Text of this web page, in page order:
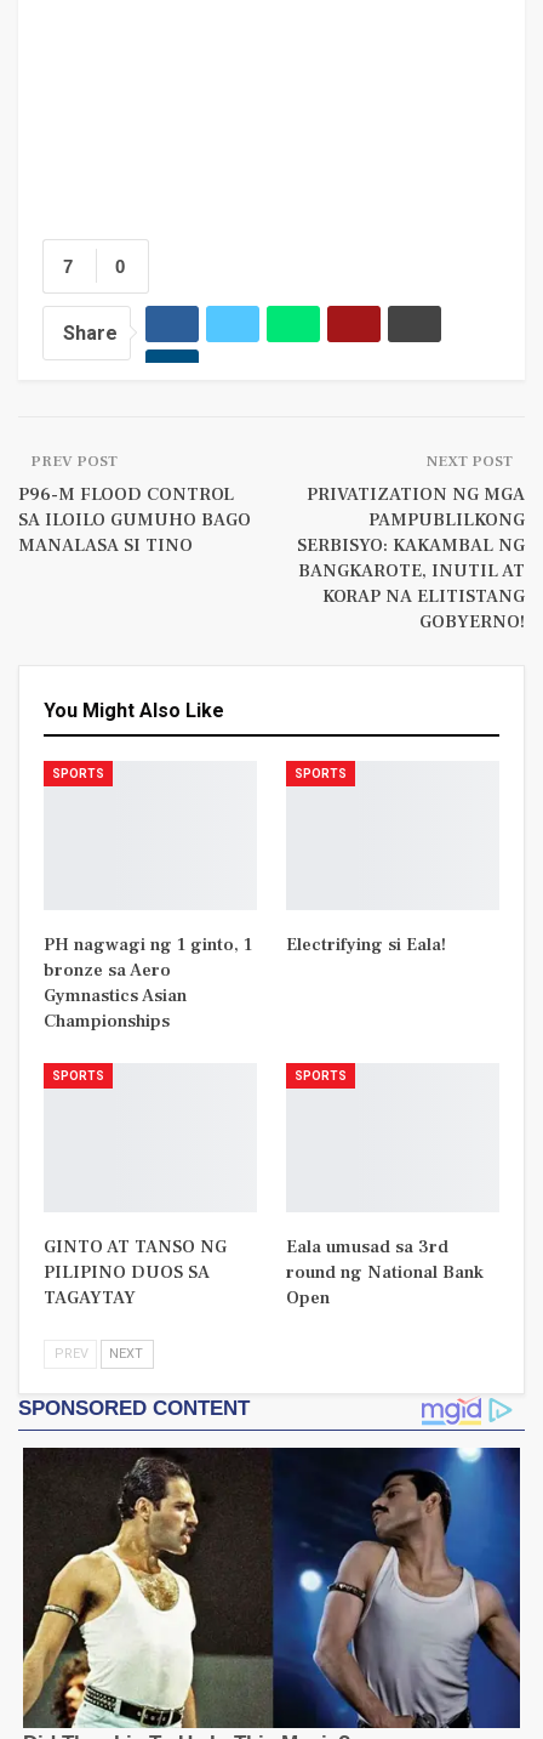
0
7
Share
PREV POST
P96-M FLOOD CONTROL
SA ILOILO GUMUHO BAGO
MANALASA SI TINO
NEXT POST
PRIVATIZATION NG MGA
PAMPUBLILKONG
SERBISYO: KAKAMBAL NG
BANGKAROTE, INUTIL AT
KORAP NA ELITISTANG
GOBYERNO!
You Might Also Like
SPORTS
PH nagwagi ng 1 ginto, 1
bronze sa Aero
Gymnastics Asian
Championships
SPORTS
Electrifying si Eala!
SPORTS
GINTO AT TANSO NG
PILIPINO DUOS SA
TAGAYTAY
SPORTS
Eala umusad sa 3rd
round ng National Bank
Open
PREV NEXT